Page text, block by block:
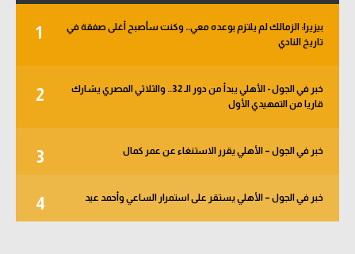
1
بيزيرا: الزمالك لم يلتزم بوعده معي.. وكنت سأصبح أغلى صفقة في
تاريخ النادي
2
خبر في الجول - الأهلي يبدأ من دور الـ 32.. والثلاثي المصري يشارك
قاريا من التمهيدي الأول
3 خبر في الجول – الأهلي يقرر الاستنغاء عن عمر كمال
4 خبر في الجول – الأهلي يستقر على استمرار الساعي وأحمد عيد